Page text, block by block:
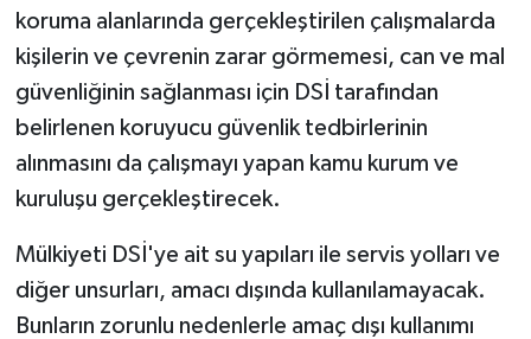
koruma alanlarında gerçekleştirilen çalışmalarda
kişilerin ve çevrenin zarar görmemesi, can ve mal
güvenliğinin sağlanması için DSİ tarafından
belirlenen koruyucu güvenlik tedbirlerinin
alınmasını da çalışmayı yapan kamu kurum ve
kuruluşu gerçekleştirecek.
Mülkiyeti DSİ'ye ait su yapıları ile servis yolları ve
diğer unsurları, amacı dışında kullanılamayacak.
Bunların zorunlu nedenlerle amaç dışı kullanımı